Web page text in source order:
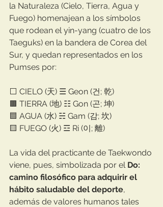
la Naturaleza (Cielo, Tierra, Agua y
Fuego) homenajean a los símbolos
que rodean el yin-yang (cuatro de los
Taeguks) en la bandera de Corea del
Sur, y quedan representados en los
Pumses por:
⬜️ CIELO (天) ☰ Geon (건; 乾)
🟫 TIERRA (地) ☷ Gon (곤; 坤)
🟦 AGUA (水) ☵ Gam (감; 坎)
🟨 FUEGO (火) ☲ Ri (이; 離)
La vida del practicante de Taekwondo
viene, pues, simbolizada por el Do:
camino filosófico para adquirir el
hábito saludable del deporte,
además de valores humanos tales